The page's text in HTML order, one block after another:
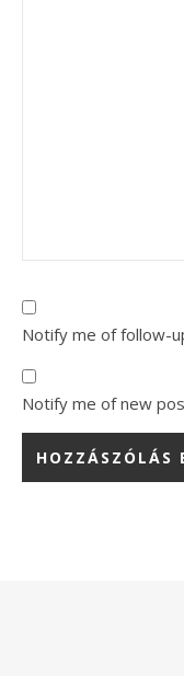
Notify me of follow-
Notify me of new